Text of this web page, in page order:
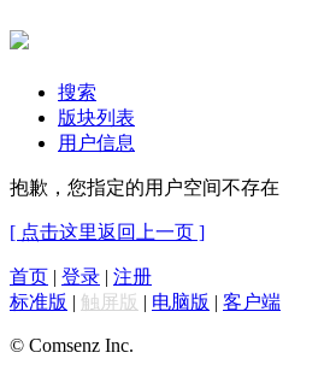
搜索
版块列表
用户信息
抱歉，您指定的用户空间不存在
[ 点击这里返回上一页 ]
首页 | 登录 | 注册
标准版 | 触屏版 | 电脑版 | 客户端
© Comsenz Inc.